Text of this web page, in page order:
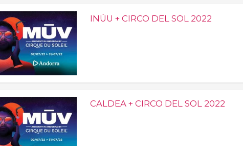
INÚU + CIRCO DEL SOL 2022
CALDEA + CIRCO DEL SOL 2022